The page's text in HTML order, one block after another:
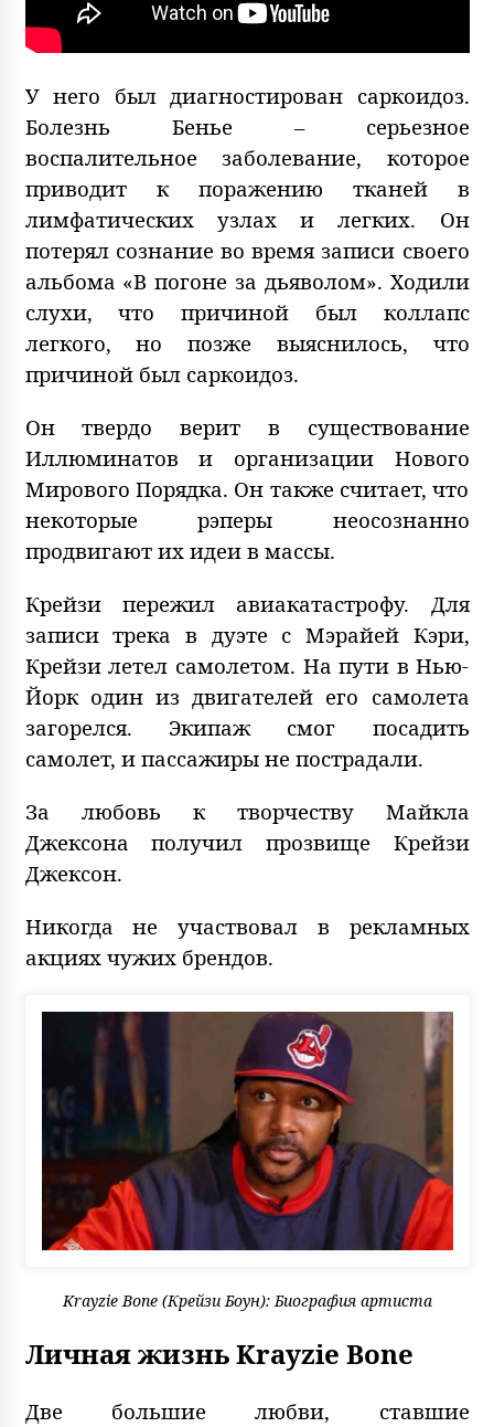
У него был диагностирован саркоидоз.
Болезнь Бенье – серьезное
воспалительное заболевание, которое
приводит к поражению тканей в
лимфатических узлах и легких. Он
потерял сознание во время записи своего
альбома «В погоне за дьяволом». Ходили
слухи, что причиной был коллапс
легкого, но позже выяснилось, что
причиной был саркоидоз.
Он твердо верит в существование
Иллюминатов и организации Нового
Мирового Порядка. Он также считает, что
некоторые рэперы неосознанно
продвигают их идеи в массы.
Крейзи пережил авиакатастрофу. Для
записи трека в дуэте с Мэрайей Кэри,
Крейзи летел самолетом. На пути в Нью-
Йорк один из двигателей его самолета
загорелся. Экипаж смог посадить
самолет, и пассажиры не пострадали.
За любовь
к творчеству Майкла
Джексона получил прозвище Крейзи
Джексон.
Никогда не участвовал в рекламных
акциях чужих брендов.
Krayzie Bone (Крейзи Боун): Биография артиста
Личная жизнь Krayzie Bone
Две большие любви, ставшие